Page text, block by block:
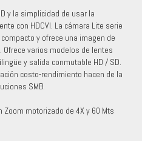
y la simplicidad de usar la
con HDCVI. La cámara Lite serie
y ofrece una imagen de
varios modelos de lentes
y salida conmutable HD / SD.
costo-rendimiento hacen de la
SMB.
Zoom motorizado de 4X y 60 Mts